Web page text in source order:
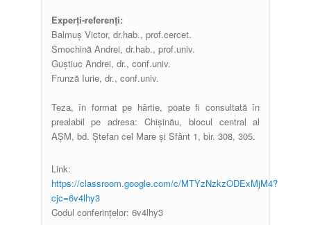
Experți-referenți:
Balmuș Victor, dr.hab., prof.cercet.
Smochină Andrei, dr.hab., prof.univ.
Guștiuc Andrei, dr., conf.univ.
Frunză Iurie, dr., conf.univ.
Teza, în format pe hârtie, poate fi consultată în
prealabil pe adresa: Chișinău, blocul central al
AȘM, bd. Ștefan cel Mare și Sfânt 1, bir. 308, 305.
Link:
https://classroom.google.com/c/MTYzNzkzODExMjM4?
cjc=6v4lhy3
Codul conferinţelor: 6v4lhy3